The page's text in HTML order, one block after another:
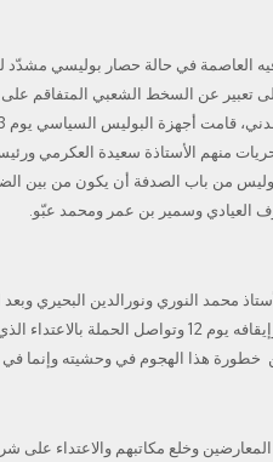
العاصمة في حالة حصار بوليسي
تعبير عن السخط الشعبي المتفاقم على
منهم الأستاذة سعيدة العكرمي
من باب الصدفة أن يكون من بين
العيادي وسمير بن عمر ومحمد عبّو.
محمد النوري ونورالدين البحيري
القاضي مختار اليحياوي وإيقافه يوم 12 وتواصل
خطورة هذا الهجوم في وحشيته وإنما في
وخلع مكاتبهم والاعتداء على